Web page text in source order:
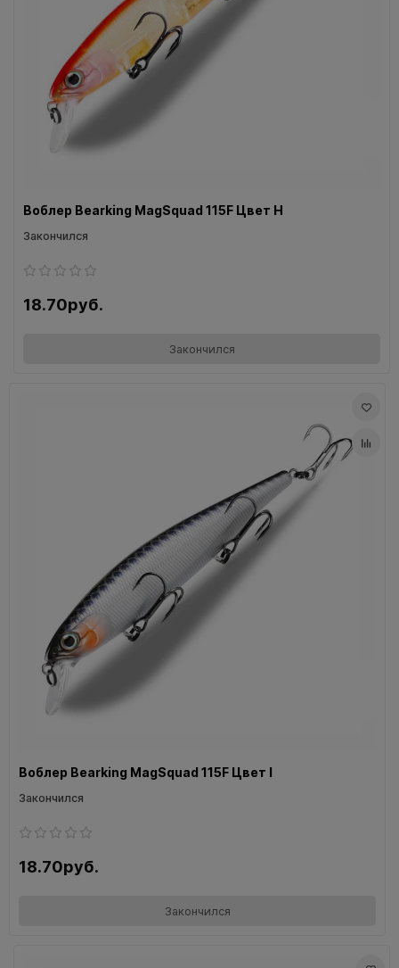
Воблер Bearking MagSquad 115F Цвет H
Закончился
18.70руб.
Закончился
Воблер Bearking MagSquad 115F Цвет I
Закончился
18.70руб.
Закончился